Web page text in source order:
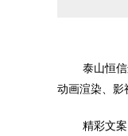
泰山恒
动画渲染、影
精彩文